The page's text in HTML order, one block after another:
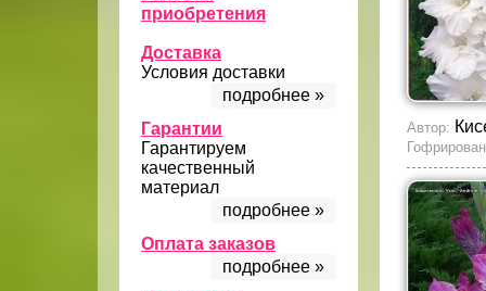
приобретения
Доставка
Условия доставки
подробнее »
Гарантии
Гарантируем
качественный
материал
подробнее »
Оплата заказов
подробнее »
Автор: